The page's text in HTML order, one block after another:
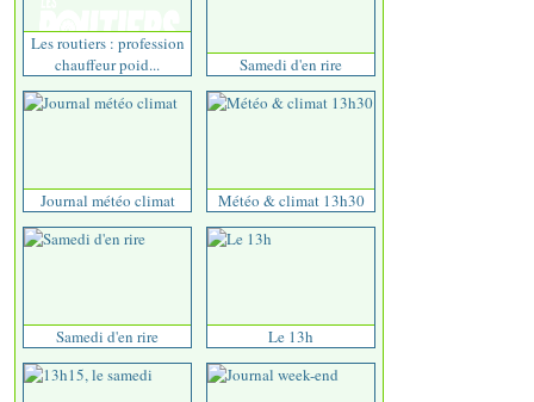
Les routiers : profession
chauffeur poid...
Samedi d'en rire
Journal météo climat Météo & climat 13h30
Samedi d'en rire Le 13h